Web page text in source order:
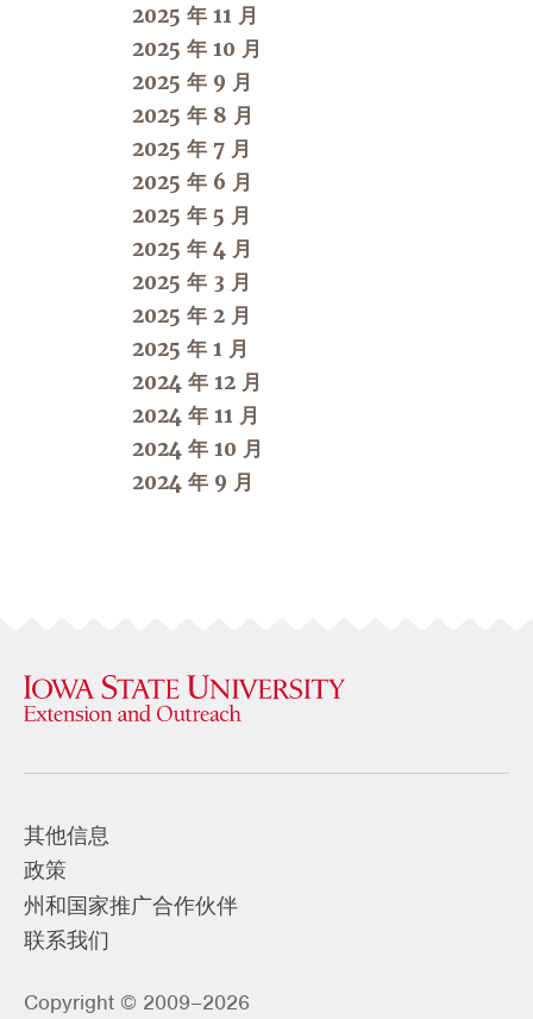
2025 年 11 月
2025 年 10 月
2025 年 9 月
2025 年 8 月
2025 年 7 月
2025 年 6 月
2025 年 5 月
2025 年 4 月
2025 年 3 月
2025 年 2 月
2025 年 1 月
2024 年 12 月
2024 年 11 月
2024 年 10 月
2024 年 9 月
其他信息
政策
州和国家推广合作伙伴
联系我们
Copyright © 2009–2026